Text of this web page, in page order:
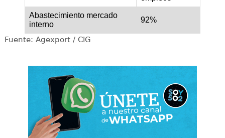
Abastecimiento mercado
interno
92%
Fuente: Agexport / CIG